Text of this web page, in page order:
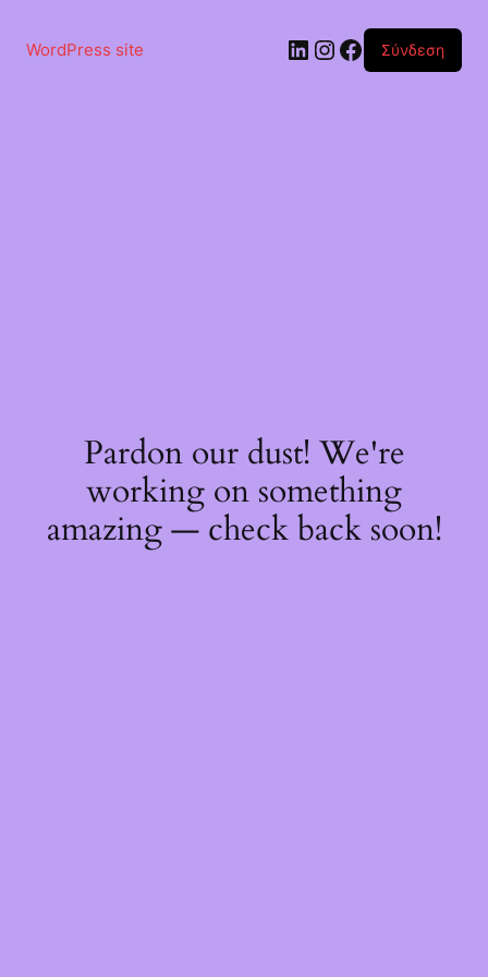
περιεχόμενο
WordPress site Linkedin
Instagram
Facebook
Σύνδεση
Pardon our dust! We're
working on something
amazing — check back soon!